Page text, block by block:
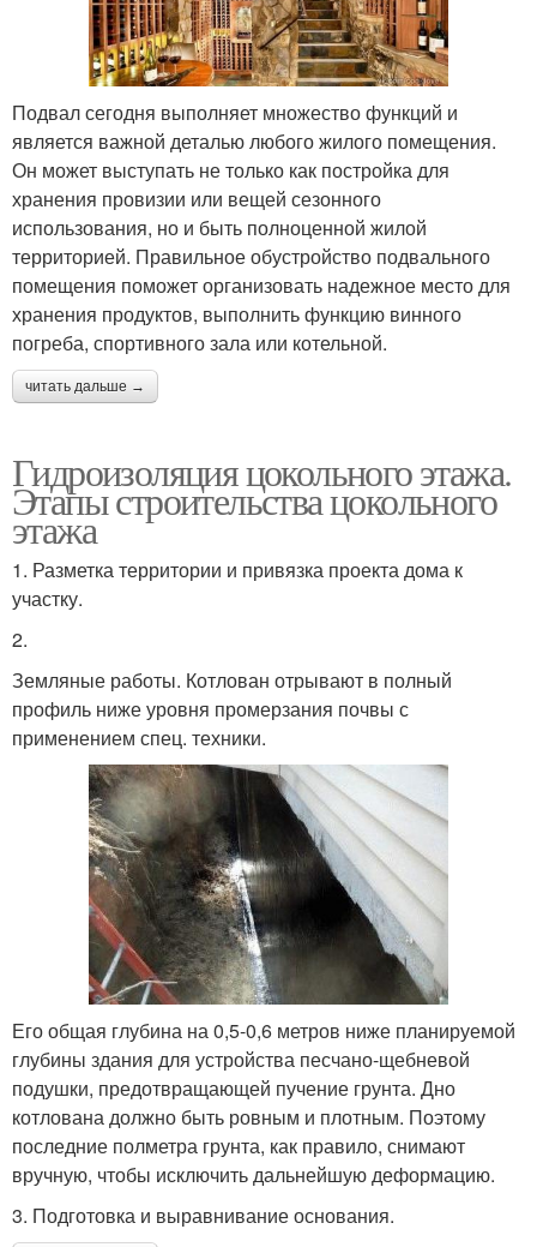
Подвал сегодня выполняет множество функций и
является важной деталью любого жилого помещения.
Он может выступать не только как постройка для
хранения провизии или вещей сезонного
использования, но и быть полноценной жилой
территорией. Правильное обустройство подвального
помещения поможет организовать надежное место для
хранения продуктов, выполнить функцию винного
погреба, спортивного зала или котельной.
читать дальше →
Гидроизоляция цокольного этажа.
Этапы строительства цокольного
этажа
1. Разметка территории и привязка проекта дома к
участку.
2.
Земляные работы. Котлован отрывают в полный
профиль ниже уровня промерзания почвы с
применением спец. техники.
Его общая глубина на 0,5-0,6 метров ниже планируемой
глубины здания для устройства песчано-щебневой
подушки, предотвращающей пучение грунта. Дно
котлована должно быть ровным и плотным. Поэтому
последние полметра грунта, как правило, снимают
вручную, чтобы исключить дальнейшую деформацию.
3. Подготовка и выравнивание основания.